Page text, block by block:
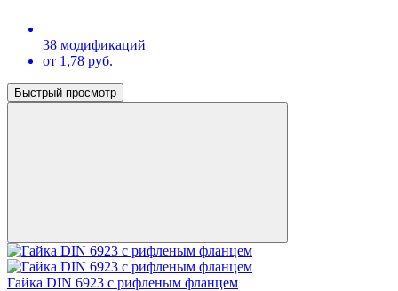
38 модификаций
от 1,78 руб.
Быстрый просмотр
Гайка DIN 6923 с рифленым фланцем